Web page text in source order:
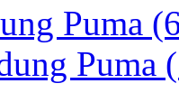
Puma
Puma